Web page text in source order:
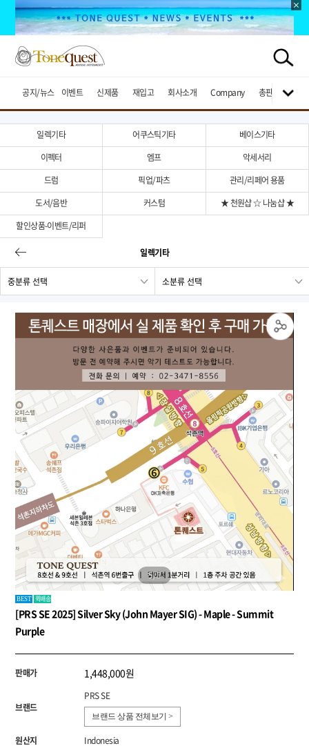
공지/뉴스 이벤트 신제품 재입고 회사소개 Company 총판브랜드
일렉기타 어쿠스틱기타
베이스기타
이펙터
엠프
악세서리
드럼
픽업/파츠
관리/리페어 용품
도서/음반
커스텀
★ 천원샵 ☆ 나눔샵 ★
할인상품-이벤트/리퍼
일렉기타
5/5
BEST 퀵배송
[PRS SE 2025] Silver Sky (John Mayer SIG) - Maple - Summit
Purple
판매가 1,448,000원
브랜드
PRS SE
브랜드 상품 전체보기 >
원산지
Indonesia